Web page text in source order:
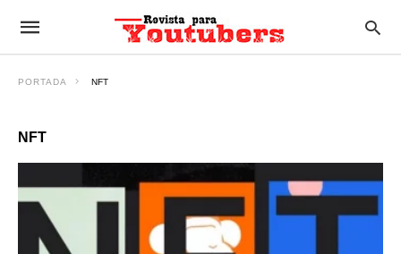
PORTADA NFT
NFT